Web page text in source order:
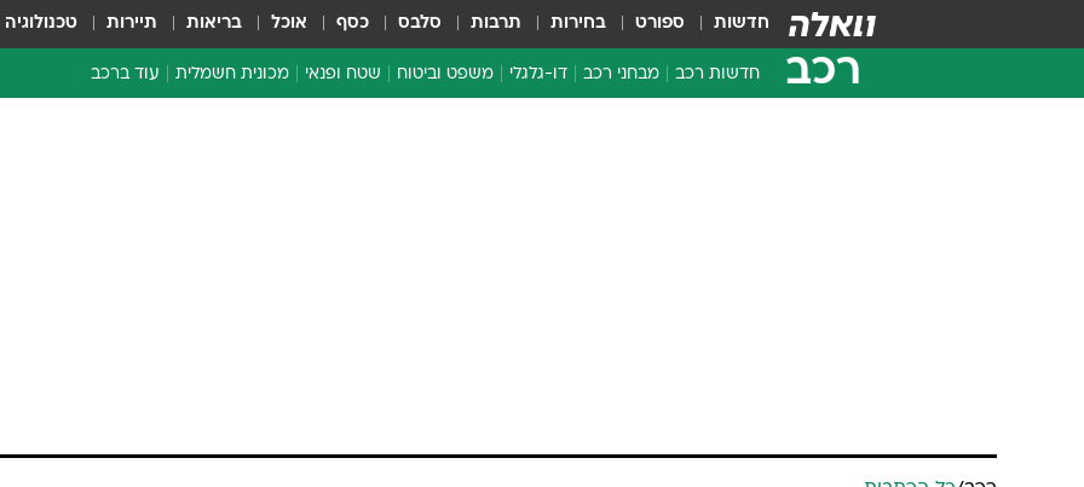
חדשות ספורט בחירות תרבות סלבס כסף אוכל בריאות תיירות טכנולוגיה
רכב חדשות רכב מבחני רכב דו-גלגלי משפט וביטוח שטח ופנאי מכונית חשמלית עוד ברכב